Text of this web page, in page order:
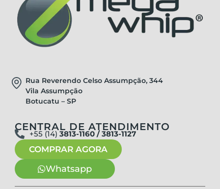
Rua Reverendo Celso Assumpção, 344
Vila Assumpção
Botucatu – SP
CENTRAL DE ATENDIMENTO
+55 (14) 3813-1160 / 3813-1127
COMPRAR AGORA
Whatsapp